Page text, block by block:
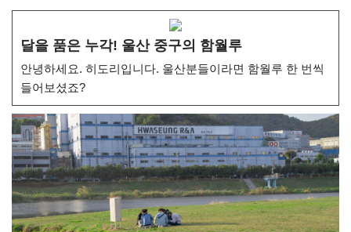
달을 품은 누각! 울산 중구의 함월루
안녕하세요. 히도리입니다. 울산분들이라면 함월루 한 번씩
들어보셨죠?